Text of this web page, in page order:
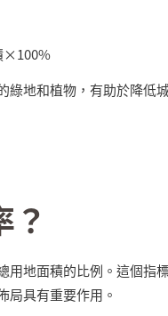
×100%
綠地和植物，有助於降低
？
用地面積的比例。這個指
局具有重要作用。